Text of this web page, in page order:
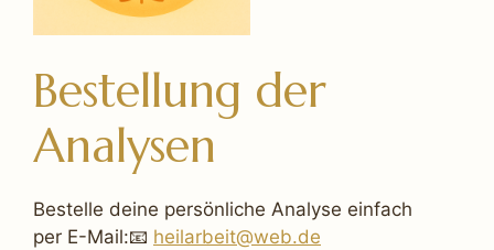
Bestellung der
Analysen
Bestelle deine persönliche Analyse einfach
per E-Mail:📧 heilarbeit@web.de